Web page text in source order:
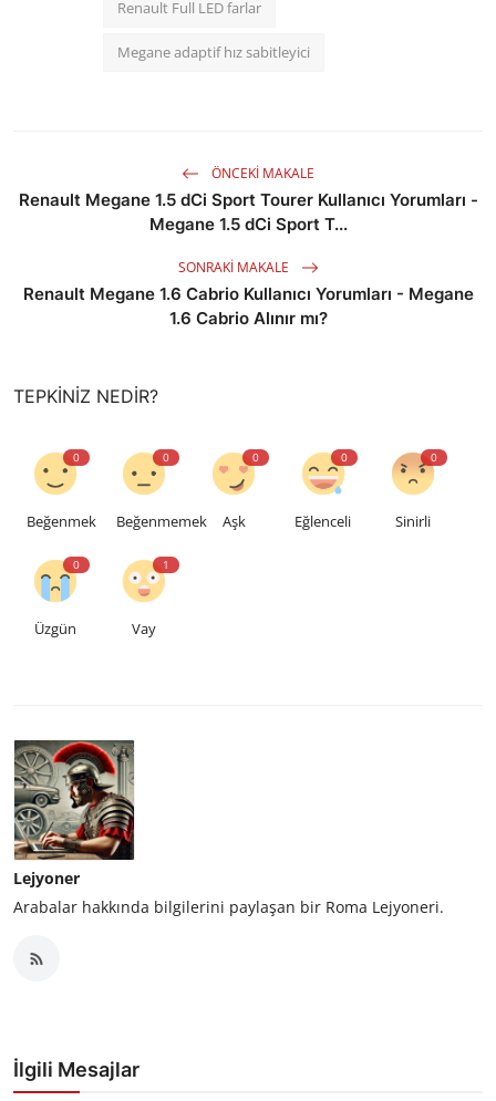
Renault Full LED farlar
Megane adaptif hız sabitleyici
ÖNCEKI MAKALE
Renault Megane 1.5 dCi Sport Tourer Kullanıcı Yorumları -
Megane 1.5 dCi Sport T...
SONRAKI MAKALE
Renault Megane 1.6 Cabrio Kullanıcı Yorumları - Megane
1.6 Cabrio Alınır mı?
TEPKINIZ NEDIR?
0
Beğenmek
0
Beğenmemek
0
Aşk
0
Eğlenceli
0
Sinirli
0
Üzgün
1
Vay
Lejyoner
Arabalar hakkında bilgilerini paylaşan bir Roma Lejyoneri.
İlgili Mesajlar